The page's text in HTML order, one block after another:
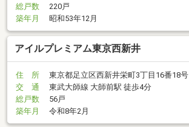
総戸数
220戸
築年月
昭和53年12月
アイルプレミアム東京西新井
住 所
東京都足立区西新井栄町3丁目16番18号
交 通
東武大師線 大師前駅 徒歩4分
総戸数
56戸
築年月
令和8年2月